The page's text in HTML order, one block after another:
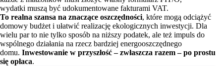
wydatki muszą być udokumentowane fakturami VAT.
To realna szansa na znaczące oszczędności, które mogą odciążyć
domowy budżet i ułatwić realizację ekologicznych inwestycji. Dla
wielu par to nie tylko sposób na niższy podatek, ale też impuls do
wspólnego działania na rzecz bardziej energooszczędnego
domu. Inwestowanie w przyszłość – zwłaszcza razem – po prostu
się opłaca.